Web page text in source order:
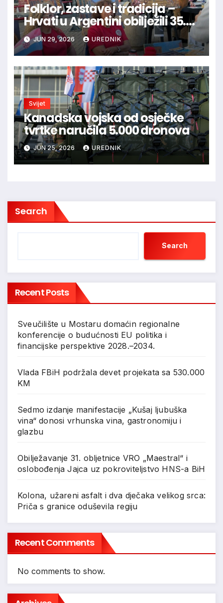
Folklor, zastave i tradicija –
Hrvati u Argentini obilježili 35.
obljetnicu hrvatske neovisnosti
JUN 29, 2026 UREDNIK
Svijet
Kanadska vojska od osječke
tvrtke naručila 5.000 dronova
JUN 25, 2026 UREDNIK
Search
Search
Recent Posts
Sveučilište u Mostaru domaćin regionalne
konferencije o budućnosti EU politika i
financijske perspektive 2028.–2034.
Vlada FBiH podržala devet projekata sa 530.000
KM
Sedmo izdanje manifestacije „Kušaj ljubuška
vina“ donosi vrhunska vina, gastronomiju i
glazbu
Obilježavanje 31. obljetnice VRO „Maestral“ i
oslobođenja Jajca uz pokroviteljstvo HNS-a BiH
Kolona, užareni asfalt i dva dječaka velikog srca:
Priča s granice oduševila regiju
Recent Comments
No comments to show.